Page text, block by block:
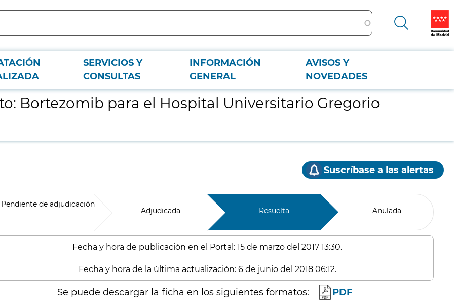
SERVICIOS Y
CONSULTAS
INFORMACIÓN
GENERAL
AVISOS Y
NOVEDADES
Gregorio Marañón
Bortezomib para el Hospital Universitario Gregorio
Suscríbase a las alertas
Pendiente de adjudicación
Adjudicada Resuelta Anulada
Fecha y hora de publicación en el Portal: 15 de marzo del 2017 13:30.
Fecha y hora de la última actualización: 6 de junio del 2018 06:12.
Se puede descargar la ficha en los siguientes formatos: PDF